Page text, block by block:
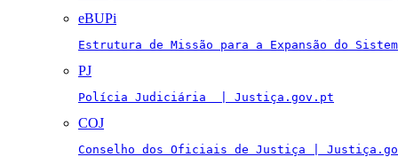
eBUPi
Estrutura de Missão para a Expansão do
PJ
Polícia Judiciária  | Justiça.gov.pt
COJ
Conselho dos Oficiais de Justiça |